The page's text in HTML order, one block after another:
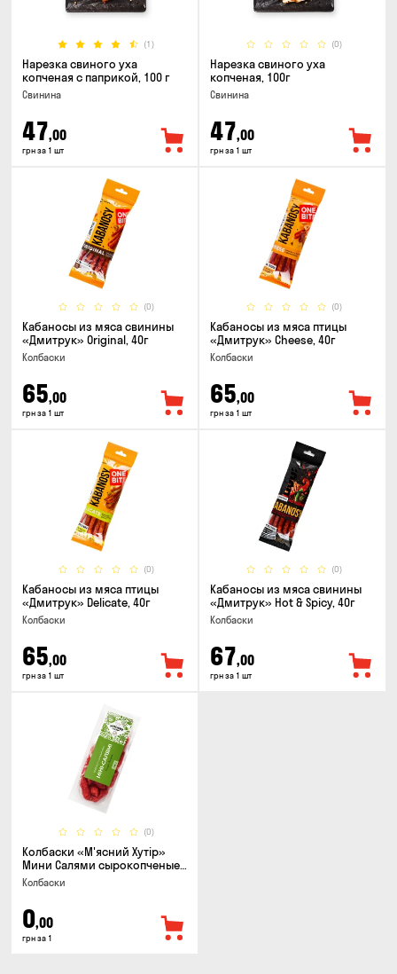
(1)
Нарезка свиного уха
копченая с паприкой, 100 г
Свинина
47,00
грн за 1 шт
(0)
Нарезка свиного уха
копченая, 100г
Свинина
47,00
грн за 1 шт
(0)
Кабаносы из мяса свинины
«Дмитрук» Original, 40г
Колбаски
65,00
грн за 1 шт
(0)
Кабаносы из мяса птицы
«Дмитрук» Cheese, 40г
Колбаски
65,00
грн за 1 шт
(0)
Кабаносы из мяса птицы
«Дмитрук» Delicate, 40г
Колбаски
65,00
грн за 1 шт
(0)
Кабаносы из мяса свинины
«Дмитрук» Hot & Spicy, 40г
Колбаски
67,00
грн за 1 шт
(0)
Колбаски «М'ясний Хутір»
Мини Салями сырокопченые,
150г
Колбаски
0,00
грн за 1